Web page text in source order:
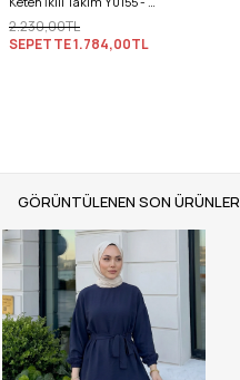
GÖRÜNTÜLENEN SON ÜRÜNLER
2.230,00TL
SEPETTE1.784,00TL